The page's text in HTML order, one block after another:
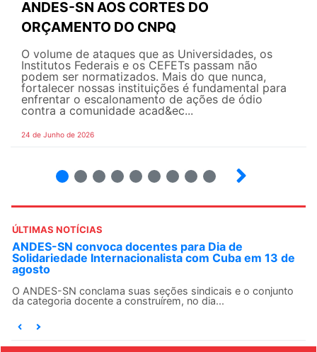
ANDES-SN AOS CORTES DO
ORÇAMENTO DO CNPQ
O volume de ataques que as Universidades, os
Institutos Federais e os CEFETs passam não
podem ser normatizados. Mais do que nunca,
fortalecer nossas instituições é fundamental para
enfrentar o escalonamento de ações de ódio
contra a comunidade acad&ec...
24 de Junho de 2026
ÚLTIMAS NOTÍCIAS
ANDES-SN convoca docentes para Dia de
Solidariedade Internacionalista com Cuba em 13 de
agosto
O ANDES-SN conclama suas seções sindicais e o conjunto
da categoria docente a construírem, no dia...